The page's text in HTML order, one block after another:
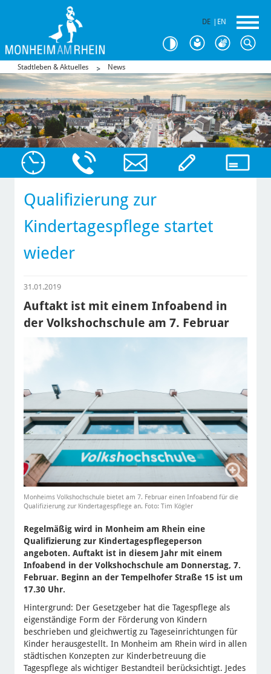
DE EN
Stadtleben & Aktuelles News
Qualifizierung zur
Kindertagespflege startet
wieder
31.01.2019
Auftakt ist mit einem Infoabend in
der Volkshochschule am 7. Februar
Monheims Volkshochschule bietet am 7. Februar einen Infoabend für die
Qualifizierung zur Kindertagespflege an. Foto: Tim Kögler
Regelmäßig wird in Monheim am Rhein eine
Qualifizierung zur Kindertagespflegeperson
angeboten. Auftakt ist in diesem Jahr mit einem
Infoabend in der Volkshochschule am Donnerstag, 7.
Februar. Beginn an der Tempelhofer Straße 15 ist um
17.30 Uhr.
Hintergrund: Der Gesetzgeber hat die Tagespflege als
eigenständige Form der Förderung von Kindern
beschrieben und gleichwertig zu Tageseinrichtungen für
Kinder herausgestellt. In Monheim am Rhein wird in allen
städtischen Konzepten zur Kinderbetreuung die
Tagespflege als wichtiger Bestandteil berücksichtigt. Jedes